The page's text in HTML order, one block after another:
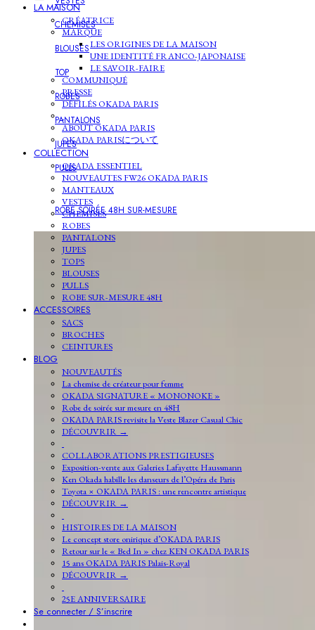
CHEMISES
BLOUSES
TOP
ROBES
PANTALONS
JUPES
PULLS
ROBE SOIRÉE 48H SUR-MESURE
LA MAISON
CRÉATRICE
MARQUE
LES ORIGINES DE LA MAISON
UNE IDENTITÉ FRANCO-JAPONAISE
LE SAVOIR-FAIRE
COMMUNIQUÉ
PRESSE
DÉFILÉS OKADA PARIS
ABOUT OKADA PARIS
OKADA PARISについて
COLLECTION
OKADA ESSENTIEL
NOUVEAUTES FW26 OKADA PARIS
MANTEAUX
VESTES
CHEMISES
ROBES
PANTALONS
JUPES
TOPS
BLOUSES
PULLS
ROBE SUR-MESURE 48H
ACCESSOIRES
SACS
BROCHES
CEINTURES
BLOG
NOUVEAUTÉS
La chemise de créateur pour femme
OKADA SIGNATURE « MONONOKE »
Robe de soirée sur mesure en 48H
OKADA PARIS revisite la Veste Blazer Casual Chic
DÉCOUVRIR →
COLLABORATIONS PRESTIGIEUSES
Exposition-vente aux Galeries Lafayette Haussmann
Ken Okada habille les danseurs de l’Opéra de Paris
Toyota × OKADA PARIS : une rencontre artistique
DÉCOUVRIR →
HISTOIRES DE LA MAISON
Le concept store onirique d’OKADA PARIS
Retour sur le « Bed In » chez KEN OKADA PARIS
15 ans OKADA PARIS Palais-Royal
DÉCOUVRIR →
25E ANNIVERSAIRE
Se connecter / S’inscrire